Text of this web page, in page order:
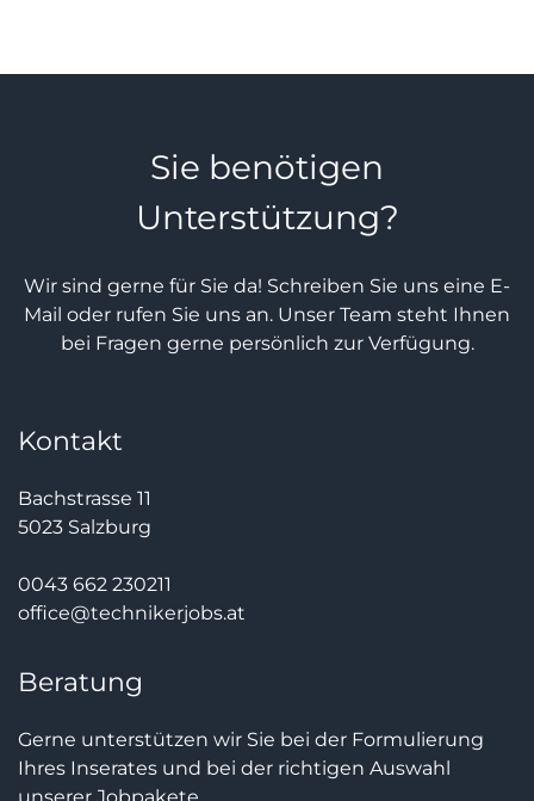
Sie benötigen
Unterstützung?
Wir sind gerne für Sie da! Schreiben Sie uns eine E-
Mail oder rufen Sie uns an. Unser Team steht Ihnen
bei Fragen gerne persönlich zur Verfügung.
Kontakt
Bachstrasse 11
5023 Salzburg
0043 662 230211
office@technikerjobs.at
Beratung
Gerne unterstützen wir Sie bei der Formulierung
Ihres Inserates und bei der richtigen Auswahl